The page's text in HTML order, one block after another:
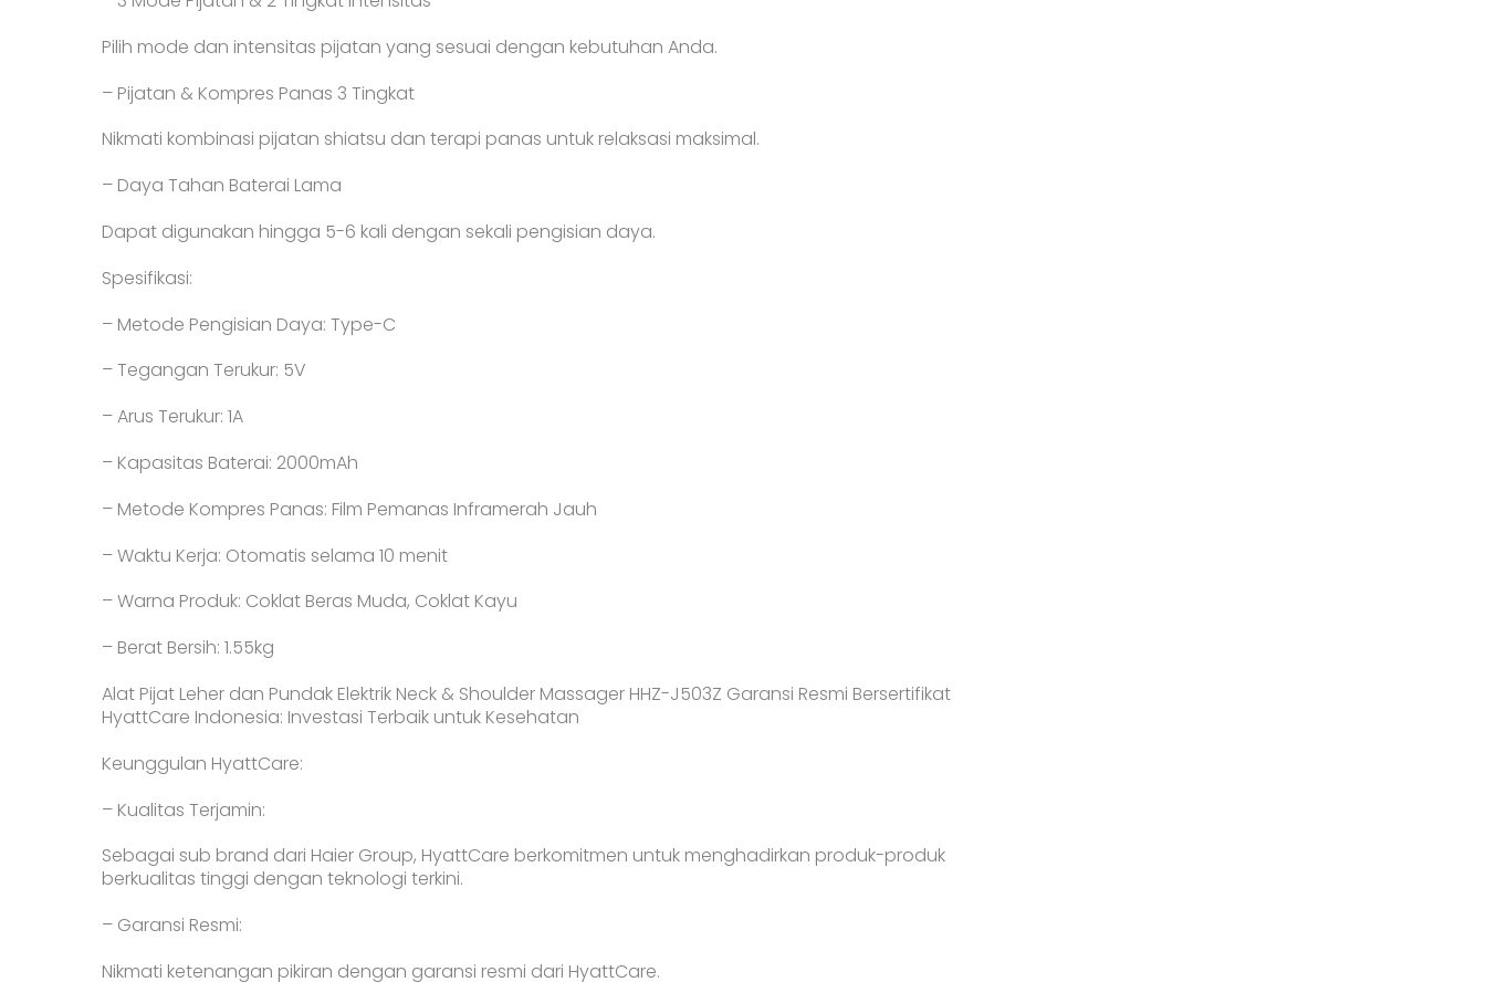
Pilih mode dan intensitas pijatan yang sesuai dengan kebutuhan Anda.
– Pijatan & Kompres Panas 3 Tingkat
Nikmati kombinasi pijatan shiatsu dan terapi panas untuk relaksasi maksimal.
– Daya Tahan Baterai Lama
Dapat digunakan hingga 5-6 kali dengan sekali pengisian daya.
Spesifikasi:
– Metode Pengisian Daya: Type-C
– Tegangan Terukur: 5V
– Arus Terukur: 1A
– Kapasitas Baterai: 2000mAh
– Metode Kompres Panas: Film Pemanas Inframerah Jauh
– Waktu Kerja: Otomatis selama 10 menit
– Warna Produk: Coklat Beras Muda, Coklat Kayu
– Berat Bersih: 1.55kg
Alat Pijat Leher dan Pundak Elektrik Neck & Shoulder Massager HHZ-J503Z Garansi Resmi Bersertifikat
HyattCare Indonesia: Investasi Terbaik untuk Kesehatan
Keunggulan HyattCare:
– Kualitas Terjamin:
Sebagai sub brand dari Haier Group, HyattCare berkomitmen untuk menghadirkan produk-produk
berkualitas tinggi dengan teknologi terkini.
– Garansi Resmi:
Nikmati ketenangan pikiran dengan garansi resmi dari HyattCare.